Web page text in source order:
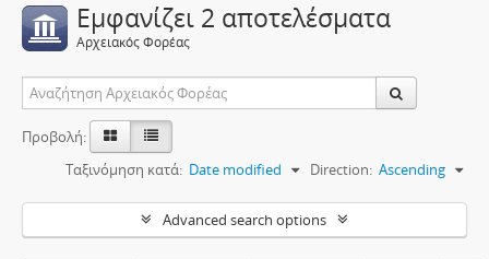
Εμφανίζει 2 αποτελέσματα
Αρχειακός Φορέας
Προβολή:
Ταξινόμηση κατά: Date modified Direction: Ascending
Advanced search options